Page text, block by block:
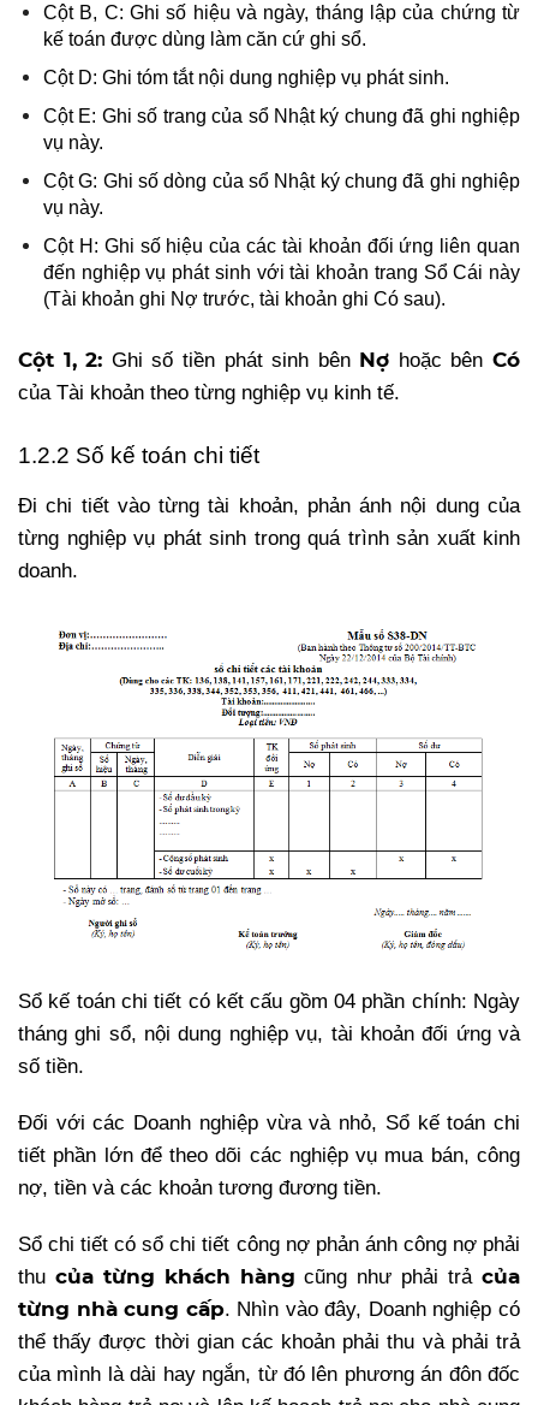
Cột B, C: Ghi số hiệu và ngày, tháng lập của chứng từ
kế toán được dùng làm căn cứ ghi sổ.
Cột D: Ghi tóm tắt nội dung nghiệp vụ phát sinh.
Cột E: Ghi số trang của sổ Nhật ký chung đã ghi nghiệp
vụ này.
Cột G: Ghi số dòng của sổ Nhật ký chung đã ghi nghiệp
vụ này.
Cột H: Ghi số hiệu của các tài khoản đối ứng liên quan
đến nghiệp vụ phát sinh với tài khoản trang Sổ Cái này
(Tài khoản ghi Nợ trước, tài khoản ghi Có sau).
Cột 1, 2: Ghi số tiền phát sinh bên Nợ hoặc bênCó
của Tài khoản theo từng nghiệp vụ kinh tế.
1.2.2 Số kế toán chi tiết
Đi chi tiết vào từng tài khoản, phản ánh nội dung của
từng nghiệp vụ phát sinh trong quá trình sản xuất kinh
doanh.
Sổ kế toán chi tiết có kết cấu gồm 04 phần chính: Ngày
tháng ghi sổ, nội dung nghiệp vụ, tài khoản đối ứng và
số tiền.
Đối với các Doanh nghiệp vừa và nhỏ, Sổ kế toán chi
tiết phần lớn để theo dõi các nghiệp vụ mua bán, công
nợ, tiền và các khoản tương đương tiền.
Sổ chi tiết có sổ chi tiết công nợ phản ánh công nợ phải
thu của từng khách hàng cũng như phải trảcủa
từng nhà cung cấp. Nhìn vào đây, Doanh nghiệp có
thể thấy được thời gian các khoản phải thu và phải trả
của mình là dài hay ngắn, từ đó lên phương án đôn đốc